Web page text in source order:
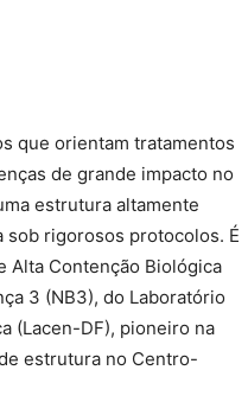
que orientam tratamentos
de grande impacto no
estrutura altamente
sob rigorosos protocolos. É
Alta Contenção Biológica
3 (NB3), do Laboratório
(Lacen-DF), pioneiro na
estrutura no Centro-